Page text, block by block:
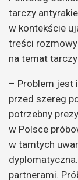
tarczy
w kontekście
treści rozmowy
na temat
– Problem jest
przed szereg
potrzebny
w Polsce
w tamtych
partnerami.